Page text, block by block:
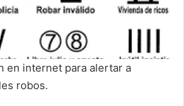
en internet para alertar a
robos.